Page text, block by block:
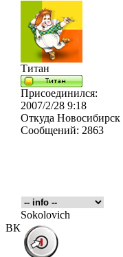
ВК
Титан
Присоединился:
2007/2/28 9:18
Откуда Новосибирск
Сообщений: 2863
Sokolovich